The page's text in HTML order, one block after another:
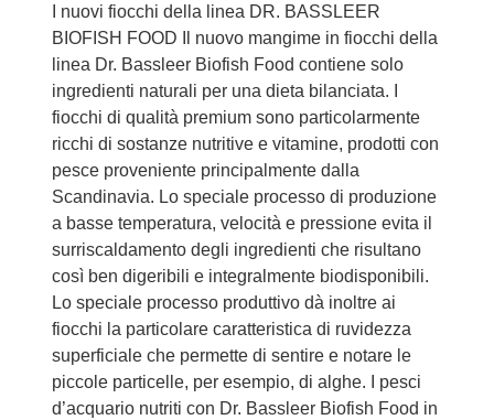
I nuovi fiocchi della linea DR. BASSLEER
BIOFISH FOOD Il nuovo mangime in fiocchi della
linea Dr. Bassleer Biofish Food contiene solo
ingredienti naturali per una dieta bilanciata. I
fiocchi di qualità premium sono particolarmente
ricchi di sostanze nutritive e vitamine, prodotti con
pesce proveniente principalmente dalla
Scandinavia. Lo speciale processo di produzione
a basse temperatura, velocità e pressione evita il
surriscaldamento degli ingredienti che risultano
così ben digeribili e integralmente biodisponibili.
Lo speciale processo produttivo dà inoltre ai
fiocchi la particolare caratteristica di ruvidezza
superficiale che permette di sentire e notare le
piccole particelle, per esempio, di alghe. I pesci
d’acquario nutriti con Dr. Bassleer Biofish Food in